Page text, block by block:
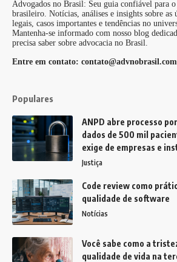
Advogados no Brasil: Seu guia confiável para
brasileiro. Notícias, análises e insights sobre as
legais, casos importantes e tendências no
Mantenha-se informado com nosso blog
precisa saber sobre advocacia no Brasil.
Entre em contato:
Populares
ANPD abre processo
dados de 500 mil
exige de empresas e
Justiça
Code review como
qualidade de software
Notícias
Você sabe como a
qualidade de vida na